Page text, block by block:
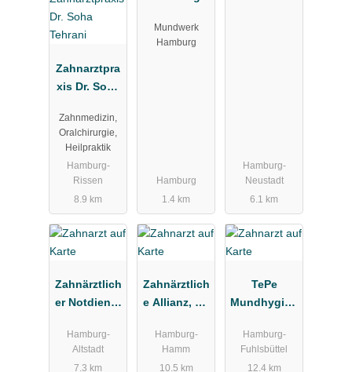
Zahnarztpra
xis Dr. Soha
Zahnmedizin,
Oralchirurgie,
Heilpraktik
Hamburg-
Rissen
8.9 km
Mundwerk
Hamburg
Hamburg
1.4 km
Hamburg-
Neustadt
6.1 km
Zahnärztlich
er Notdienst
ärztliche
Vereinigung
Hamburg-
Altstadt
7.3 km
Zahnärztlich
e Allianz, Dr.
Partner
Hamburg-
Hamm
10.5 km
TePe
Mundhygien
Vertriebs-
GmbH
Hamburg-
Fuhlsbüttel
12.4 km